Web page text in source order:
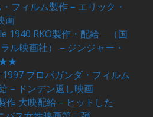
フィルム製作 – エリック・
画
1940 RKO製作・配給 （国
ル映画社） – ジンジャー・
プロパガンダ・フィルム
– ドンデン返し映画
作 大映配給 – ヒットした